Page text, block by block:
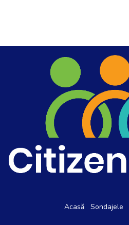
Acasă Sondajele